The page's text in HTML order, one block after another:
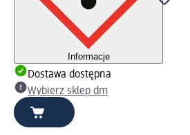
Informacje
Dostawa dostępna
Wybierz sklep dm